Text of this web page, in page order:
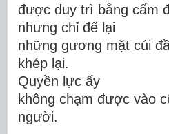
được duy trì bằng cấm
nhưng chỉ để lại
những gương mặt cúi
khép lại.
Quyền lực ấy
không chạm được vào
người.